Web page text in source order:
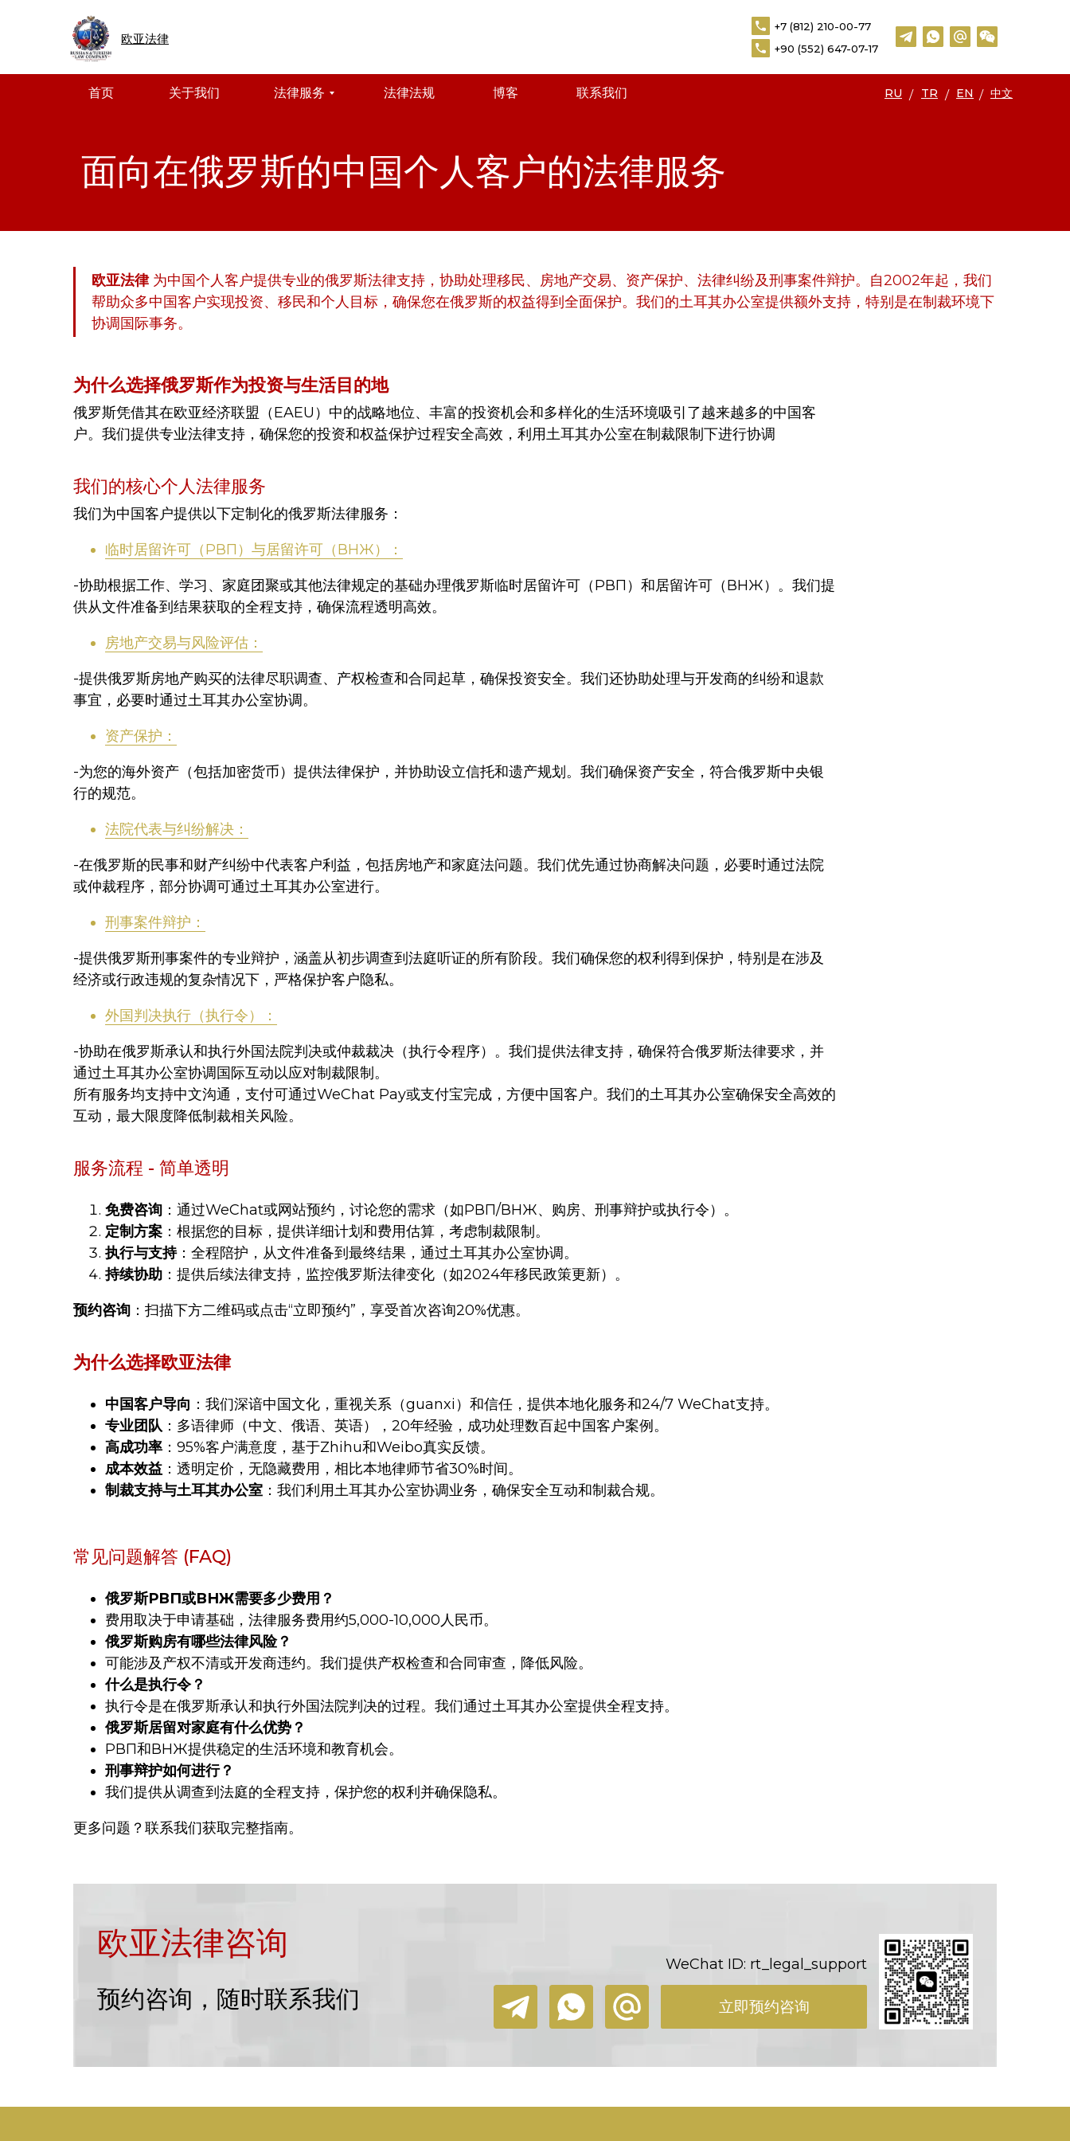
+7 (812) 210-00-77
+90 (552) 647-07-17
首页 关于我们 法律服务 法律法规 博客 联系我们
欧亚法律
RU TR EN
/ 中文
/
/
中文
面向在俄罗斯的中国个人客户的法律服务
欧亚法律为中国个人客户提供专业的俄罗斯法律支持，协助处理移民、房地产交易、资产保护、法律纠纷及刑事案件辩护。自2002年起，我们
帮助众多中国客户实现投资、移民和个人目标，确保您在俄罗斯的权益得到全面保护。我们的土耳其办公室提供额外支持，特别是在制裁环境下
协调国际事务。
为什么选择俄罗斯作为投资与生活目的地
俄罗斯凭借其在欧亚经济联盟（EAEU）中的战略地位、丰富的投资机会和多样化的生活环境吸引了越来越多的中国客
户。我们提供专业法律支持，确保您的投资和权益保护过程安全高效，利用土耳其办公室在制裁限制下进行协调
我们的核心个人法律服务
我们为中国客户提供以下定制化的俄罗斯法律服务：
临时居留许可（РВП）与居留许可（ВНЖ）：
-协助根据工作、学习、家庭团聚或其他法律规定的基础办理俄罗斯临时居留许可（РВП）和居留许可（ВНЖ）。我们提
供从文件准备到结果获取的全程支持，确保流程透明高效。
房地产交易与风险评估：
-提供俄罗斯房地产购买的法律尽职调查、产权检查和合同起草，确保投资安全。我们还协助处理与开发商的纠纷和退款
事宜，必要时通过土耳其办公室协调。
资产保护：
-为您的海外资产（包括加密货币）提供法律保护，并协助设立信托和遗产规划。我们确保资产安全，符合俄罗斯中央银
行的规范。
法院代表与纠纷解决：
-在俄罗斯的民事和财产纠纷中代表客户利益，包括房地产和家庭法问题。我们优先通过协商解决问题，必要时通过法院
或仲裁程序，部分协调可通过土耳其办公室进行。
刑事案件辩护：
-提供俄罗斯刑事案件的专业辩护，涵盖从初步调查到法庭听证的所有阶段。我们确保您的权利得到保护，特别是在涉及
经济或行政违规的复杂情况下，严格保护客户隐私。
外国判决执行（执行令）：
-协助在俄罗斯承认和执行外国法院判决或仲裁裁决（执行令程序）。我们提供法律支持，确保符合俄罗斯法律要求，并
通过土耳其办公室协调国际互动以应对制裁限制。
所有服务均支持中文沟通，支付可通过WeChat Pay或支付宝完成，方便中国客户。我们的土耳其办公室确保安全高效的
互动，最大限度降低制裁相关风险。
服务流程 - 简单透明
免费咨询 ：通过WeChat或网站预约，讨论您的需求（如РВП/ВНЖ、购房、刑事辩护或执行令）。
定制方案 ：根据您的目标，提供详细计划和费用估算，考虑制裁限制。
执行与支持：全程陪护，从文件准备到最终结果，通过土耳其办公室协调。
持续协助 ：提供后续法律支持，监控俄罗斯法律变化（如2024年移民政策更新）。
预约咨询 ：扫描下方二维码或点击“立即预约”，享受首次咨询20%优惠。
为什么选择欧亚法律
中国客户导向 ：我们深谙中国文化，重视关系（guanxi）和信任，提供本地化服务和24/7 WeChat支持。
专业团队 ：多语律师（中文、俄语、英语），20年经验，成功处理数百起中国客户案例。
高成功率 ：95%客户满意度，基于Zhihu和Weibo真实反馈。
成本效益 ：透明定价，无隐藏费用，相比本地律师节省30%时间。
制裁支持与土耳其办公室 ：我们利用土耳其办公室协调业务，确保安全互动和制裁合规。
常见问题解答 (FAQ)
俄罗斯РВП或ВНЖ需要多少费用？
费用取决于申请基础，法律服务费用约5,000-10,000人民币。
俄罗斯购房有哪些法律风险？
可能涉及产权不清或开发商违约。我们提供产权检查和合同审查，降低风险。
什么是执行令？
执行令是在俄罗斯承认和执行外国法院判决的过程。我们通过土耳其办公室提供全程支持。
俄罗斯居留对家庭有什么优势？
РВП和ВНЖ提供稳定的生活环境和教育机会。
刑事辩护如何进行？
我们提供从调查到法庭的全程支持，保护您的权利并确保隐私。
更多问题？联系我们获取完整指南。
欧亚法律咨询
预约咨询，随时联系我们 立即预约咨询
WeChat ID: rt_legal_support